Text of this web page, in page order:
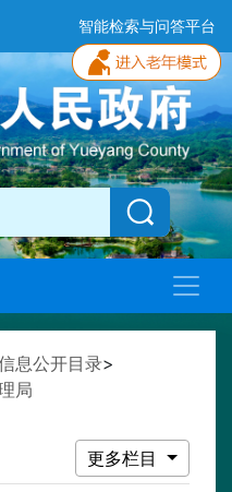
智能检索与问答平台
息公开目录>
局
更多栏目